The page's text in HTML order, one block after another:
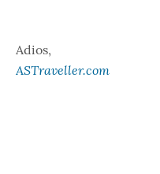
Adios,
ASTraveller.com